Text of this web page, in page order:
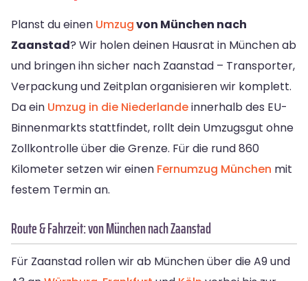
Planst du einen Umzugvon München nach
Zaanstad? Wir holen deinen Hausrat in München ab
und bringen ihn sicher nach Zaanstad – Transporter,
Verpackung und Zeitplan organisieren wir komplett.
Da ein Umzug in die Niederlandeinnerhalb des EU-
Binnenmarkts stattfindet, rollt dein Umzugsgut ohne
Zollkontrolle über die Grenze. Für die rund 860
Kilometer setzen wir einen Fernumzug München mit
festem Termin an.
Route & Fahrzeit: von München nach Zaanstad
Für Zaanstad rollen wir ab München über die A9 und